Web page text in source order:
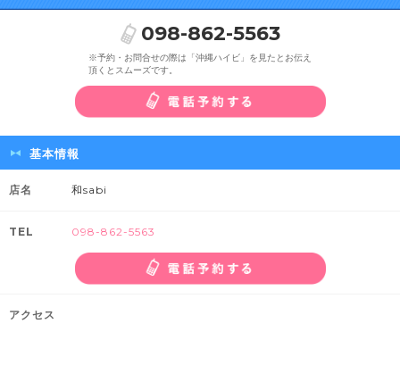
098-862-5563
※予約・お問合せの際は「沖縄ハイビ」を見たとお伝え
頂くとスムーズです。
基本情報
店名 和sabi
TEL 098-862-5563
アクセス